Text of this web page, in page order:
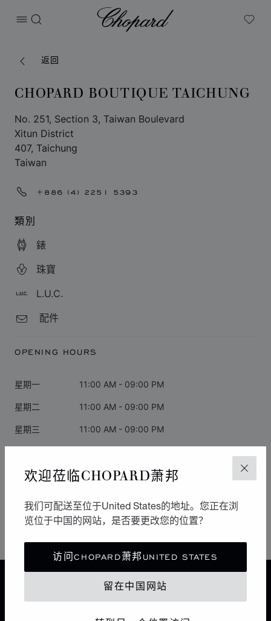
关闭
欢迎莅临CHOPARD萧邦
我们可配送至位于United States的地址。您正在浏
览位于中国的网站，是否要更改您的位置？
访问CHOPARD萧邦UNITED STATES
留在中国网站
打开菜单
搜索
Chopard
My
返回
CHOPARD BOUTIQUE TAICHUNG
No. 251, Section 3, Taiwan Boulevard
Xitun District
407, Taichung
Taiwan
+886 (4) 2251 5393
類別
錶
珠寶
L.U.C.
配件
OPENING HOURS
星期一 11:00 AM - 09:00 PM
星期二 11:00 AM - 09:00 PM
星期三 11:00 AM - 09:00 PM
星期五 11:00 AM - 09:00 PM
星期日 11:00 AM - 09:00 PM
所有店铺
台湾，中国 TAICHUNG